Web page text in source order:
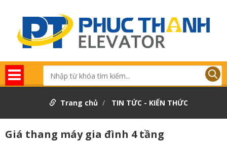
Trang chủ TIN TỨC - KIẾN THỨC
Giá thang máy gia đình 4 tầng